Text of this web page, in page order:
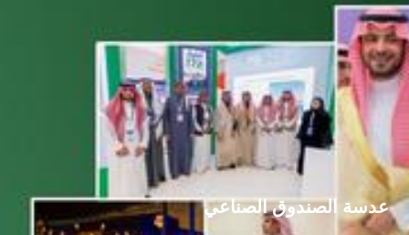
عدسة الصندوق الصناعي